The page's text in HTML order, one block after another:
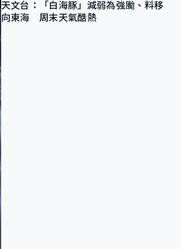
天文台：「白海豚」減弱為強颱、料移
向東海 周末天氣酷熱